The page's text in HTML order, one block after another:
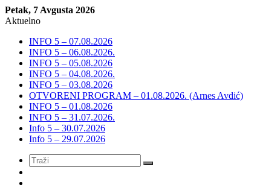
Petak, 7 Avgusta 2026
Aktuelno
INFO 5 – 07.08.2026
INFO 5 – 06.08.2026.
INFO 5 – 05.08.2026
INFO 5 – 04.08.2026.
INFO 5 – 03.08.2026
OTVORENI PROGRAM – 01.08.2026. (Arnes Avdić)
INFO 5 – 01.08.2026
INFO 5 – 31.07.2026.
Info 5 – 30.07.2026
Info 5 – 29.07.2026